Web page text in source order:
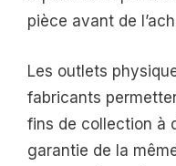
pièce avant de
Les outlets
fabricants
fins de collection à
garantie de la